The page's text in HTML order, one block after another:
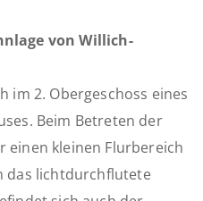
von Willich-
im 2. Obergeschoss eines
Beim Betreten der
einen kleinen Flurbereich
das lichtdurchflutete